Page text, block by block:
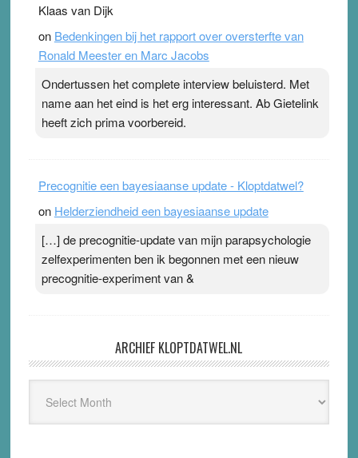
Klaas van Dijk
on Bedenkingen bij het rapport over oversterfte van
Ronald Meester en Marc Jacobs
Ondertussen het complete interview beluisterd. Met
name aan het eind is het erg interessant. Ab Gietelink
heeft zich prima voorbereid.
Precognitie een bayesiaanse update - Kloptdatwel?
on Helderziendheid een bayesiaanse update
[…] de precognitie-update van mijn parapsychologie
zelfexperimenten ben ik begonnen met een nieuw
precognitie-experiment van &
ARCHIEF KLOPTDATWEL.NL
Kloptdatwel.nl